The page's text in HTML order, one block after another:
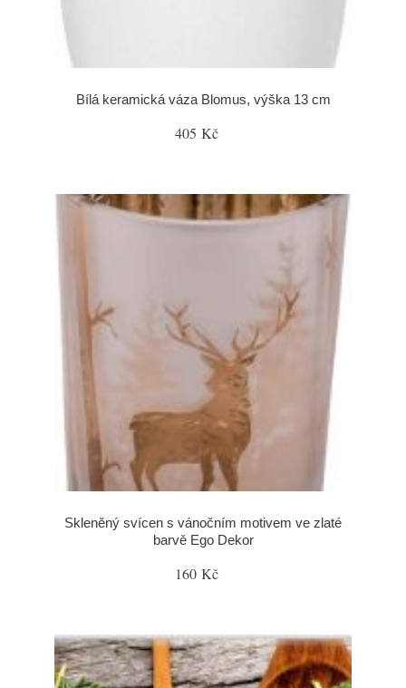
Bílá keramická váza Blomus, výška 13 cm
405 Kč
Skleněný svícen s vánočním motivem ve zlaté
barvě Ego Dekor
160 Kč